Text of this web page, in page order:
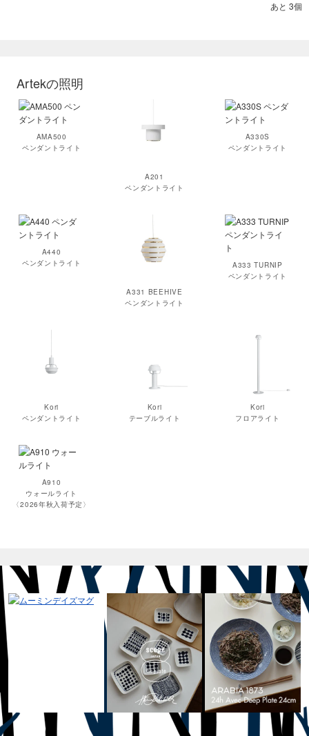
あと 3個
Artekの照明
AMA500
ペンダントライト
A201
ペンダントライト
A330S
ペンダントライト
A440
ペンダントライト
A331 BEEHIVE
ペンダントライト
A333 TURNIP
ペンダントライト
Kori
ペンダントライト
Kori
テーブルライト
Kori
フロアライト
A910
ウォールライト
〈2026年秋入荷予定〉